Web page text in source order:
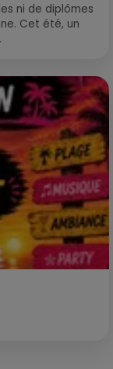
ni de diplômes
Cet été, un